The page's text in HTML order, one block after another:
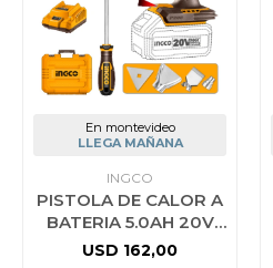
En montevideo
LLEGA MAÑANA
INGCO
PISTOLA DE CALOR A
BATERIA 5.0AH 20V
P20S C/BATERIA +
USD 162,00